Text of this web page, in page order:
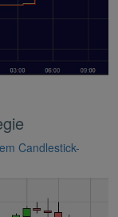
Candlestick-